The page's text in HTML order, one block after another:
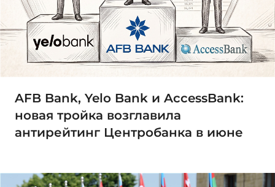
AFB Bank, Yelo Bank и AccessBank:
новая тройка возглавила
антирейтинг Центробанка в июне